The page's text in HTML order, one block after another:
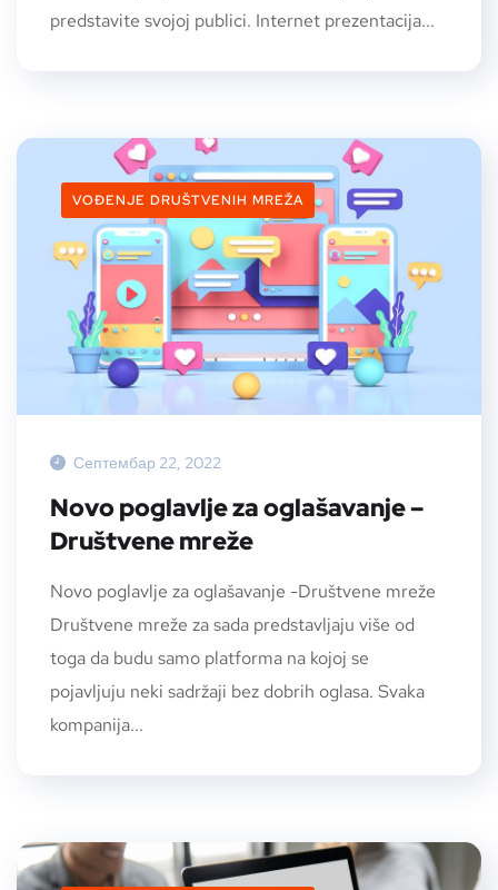
predstavite svojoj publici. Internet prezentacija...
VOĐENJE DRUŠTVENIH MREŽA
Септембар 22, 2022
Novo poglavlje za oglašavanje –
Društvene mreže
Novo poglavlje za oglašavanje -Društvene mreže
Društvene mreže za sada predstavljaju više od
toga da budu samo platforma na kojoj se
pojavljuju neki sadržaji bez dobrih oglasa. Svaka
kompanija...